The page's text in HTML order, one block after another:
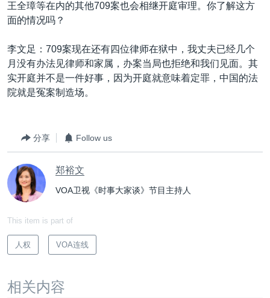
王全璋等在内的其他709案也会相继开庭审理。你了解这方
面的情况吗？
李文足：709案现在还有四位律师在狱中，我丈夫已经几个
月没有办法见律师和家属，办案当局也拒绝和我们见面。其
实开庭并不是一件好事，因为开庭就意味着定罪，中国的法
院就是冤案制造场。
分享 Follow us
郑裕文
VOA卫视《时事大家谈》节目主持人
This item is part of
人权 VOA连线
相关内容